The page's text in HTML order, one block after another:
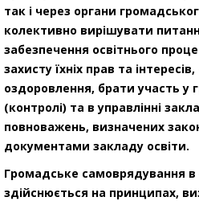
так і через органи
колективно вирішувати
забезпечення освітнього
захисту їхніх прав та
оздоровлення, брати участь у
(контролі) та в управлінні
повноважень, визначених
документами закладу освіти.
Громадське самоврядування в
здійснюється на принципах,